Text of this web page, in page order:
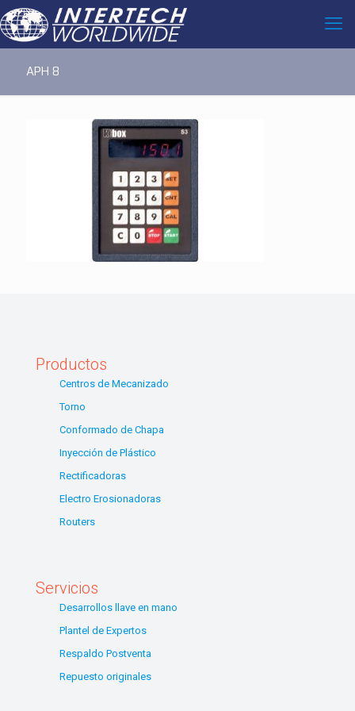
APH 8
Productos
Centros de Mecanizado
Torno
Conformado de Chapa
Inyección de Plástico
Rectificadoras
Electro Erosionadoras
Routers
Servicios
Desarrollos llave en mano
Plantel de Expertos
Respaldo Postventa
Repuesto originales